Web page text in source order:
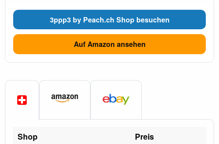
3ppp3 by Peach.ch Shop besuchen
Auf Amazon ansehen
Shop Preis